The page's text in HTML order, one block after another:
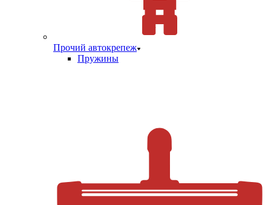
Прочий автокрепеж
Пружины